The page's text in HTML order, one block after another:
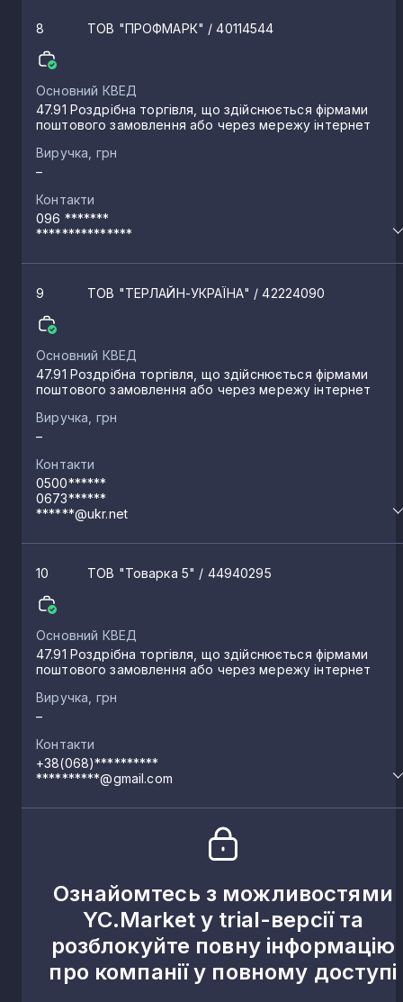
8 ТОВ "ПРОФМАРК" / 40114544
Основний КВЕД
47.91 Роздрібна торгівля, що здійснюється фірмами
поштового замовлення або через мережу інтернет
Виручка, грн
–
Контакти
096 *******
***************
9 ТОВ "ТЕРЛАЙН-УКРАЇНА" / 42224090
Основний КВЕД
47.91 Роздрібна торгівля, що здійснюється фірмами
поштового замовлення або через мережу інтернет
Виручка, грн
–
Контакти
0500******
0673******
******@ukr.net
10 ТОВ "Товарка 5" / 44940295
Основний КВЕД
47.91 Роздрібна торгівля, що здійснюється фірмами
поштового замовлення або через мережу інтернет
Виручка, грн
–
Контакти
+38(068)**********
**********@gmail.com
Ознайомтесь з можливостями
YC.Market у trial-версії та
розблокуйте повну інформацію
про компанії у повному доступі